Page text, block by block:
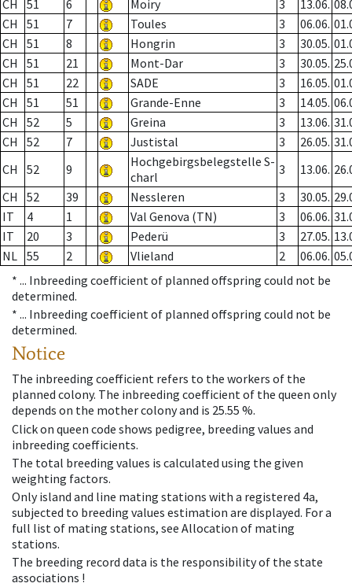
CH 51 6 Moiry 3 13.06.
CH
51 7 Toules 3 06.06.
CH
51 8 Hongrin 3 30.05.
CH
51 21 Mont-Dar 3 30.05.
CH
51 22 SADE 3 16.05.
CH
51 51 Grande-Enne 3 14.05.
CH
52 5 Greina 3 13.06.
CH
52 7 Justistal 3 26.05.
CH
52 9
Hochgebirgsbelegstelle S-
charl
3 13.06.
CH
52 39 Nessleren 3 30.05.
IT
4 1 Val Genova (TN) 3 06.06.
IT
20 3 Pederü 3 27.05.
NL 55 2 Vlieland 2 06.06.
* ... Inbreeding coefficient of planned offspring could not be
determined.
* ... Inbreeding coefficient of planned offspring could not be
determined.
Notice
The inbreeding coefficient refers to the workers of the
planned colony. The inbreeding coefficient of the queen only
depends on the mother colony and is 25.55 %.
Click on queen code shows pedigree, breeding values and
inbreeding coefficients.
The total breeding values is calculated using the given
weighting factors.
Only island and line mating stations with a registered 4a,
subjected to breeding values estimation are displayed. For a
full list of mating stations, see Allocation of mating
stations.
The breeding record data is the responsibility of the state
associations !